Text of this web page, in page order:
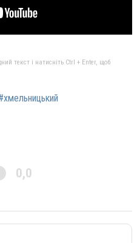
текст і натисніть Ctrl + Enter, щоб
0,0